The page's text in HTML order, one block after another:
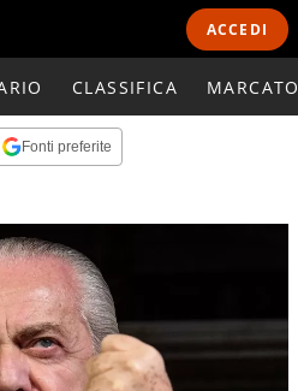
ACCEDI
CLASSIFICA
Fonti preferite